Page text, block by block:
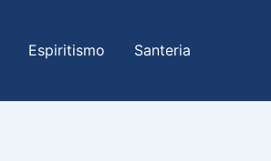
Espiritismo Santeria